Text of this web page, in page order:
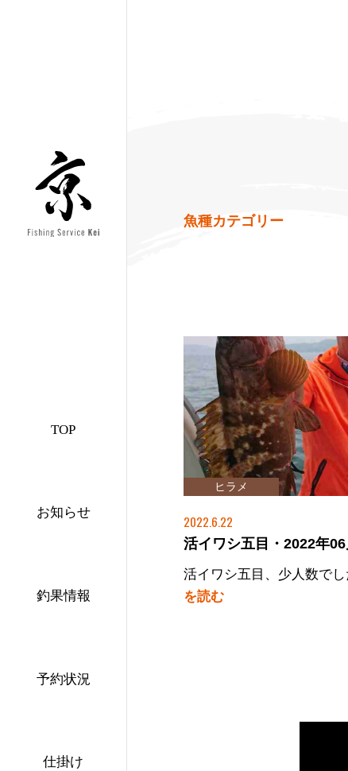
TOP
お知らせ
釣果情報
予約状況
仕掛け
魚種カテゴリー
アコウ
タイ
ハマチ
ヒラメ
2022.6.22
活イワシ五目・2022年
活イワシ五目、少人数でし
を読む